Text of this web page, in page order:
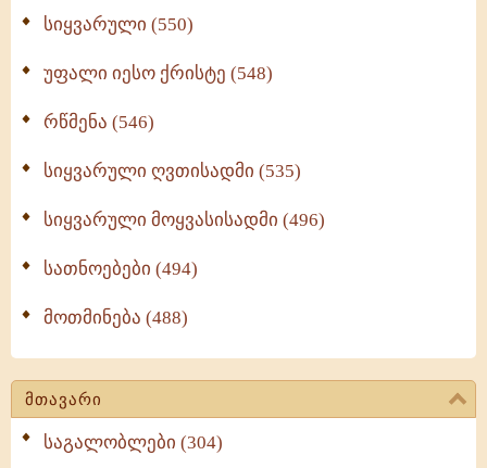
სიყვარული (550)
უფალი იესო ქრისტე (548)
რწმენა (546)
სიყვარული ღვთისადმი (535)
სიყვარული მოყვასისადმი (496)
სათნოებები (494)
მოთმინება (488)
მთავარი
საგალობლები (304)